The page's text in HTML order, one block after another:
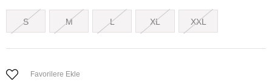
S M L XL XXL
Favorilere Ekle